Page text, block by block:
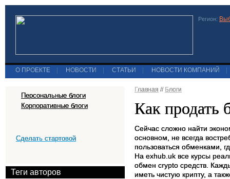
Регион:
О ПРОЕКТЕ НОВОСТИ СТАТЬИ НОВОСТИ КОМПАНИЙ
Персональные блоги
Корпоративные блоги
Сделать стартовой
Теги авторов
Главная // Блоги
Как продать
Сейчас сложно найти
основном, не всегда
пользоваться обменками,
На exhub.uk все курсы
обмен crypto средств.
иметь чистую крипту, а